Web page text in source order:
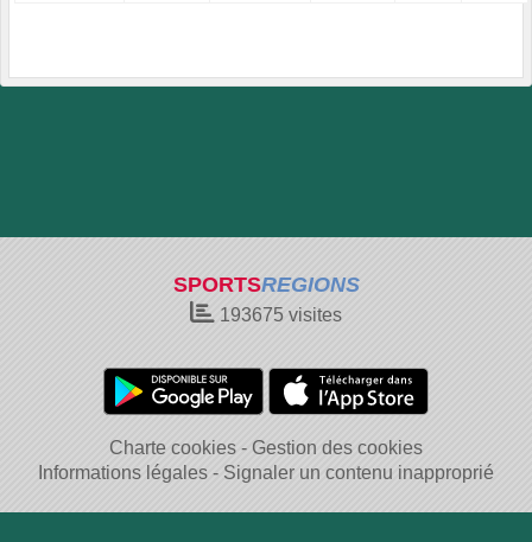
SPORTSREGIONS
193675 visites
Charte cookies
Gestion des cookies
Informations légales
Signaler un contenu inapproprié